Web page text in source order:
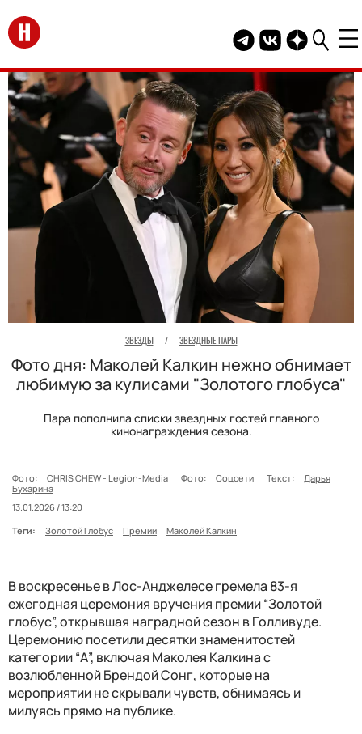
Перейти на главную
Telegram канал
Группа HELLO
Канал
ЗВЕЗДЫ / ЗВЕЗДНЫЕ ПАРЫ
Фото дня: Маколей Калкин нежно обнимает
любимую за кулисами "Золотого глобуса"
Пара пополнила списки звездных гостей главного
кинонаграждения сезона.
Фото: CHRIS CHEW - Legion-Media Фото: Соцсети Текст:
Дарья
Бухарина
13.01.2026 / 13:20
Теги:
Золотой Глобус Премии Маколей Калкин
В воскресенье в Лос-Анджелесе гремела 83-я
ежегодная церемония вручения премии “Золотой
глобус”, открывшая наградной сезон в Голливуде.
Церемонию посетили десятки знаменитостей
категории “А”, включая Маколея Калкина с
возлюбленной Брендой Сонг, которые на
мероприятии не скрывали чувств, обнимаясь и
милуясь прямо на публике.